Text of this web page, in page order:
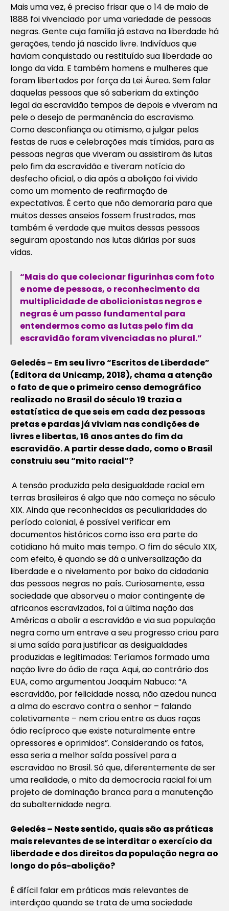
Mais uma vez, é preciso frisar que o 14 de maio de
1888 foi vivenciado por uma variedade de pessoas
negras. Gente cuja família já estava na liberdade há
gerações, tendo já nascido livre. Indivíduos que
haviam conquistado ou restituído sua liberdade ao
longo da vida. E também homens e mulheres que
foram libertados por força da Lei Áurea. Sem falar
daquelas pessoas que só saberiam da extinção
legal da escravidão tempos de depois e viveram na
pele o desejo de permanência do escravismo.
Como desconfiança ou otimismo, a julgar pelas
festas de ruas e celebrações mais tímidas, para as
pessoas negras que viveram ou assistiram às lutas
pelo fim da escravidão e tiveram notícia do
desfecho oficial, o dia após a abolição foi vivido
como um momento de reafirmação de
expectativas. É certo que não demoraria para que
muitos desses anseios fossem frustrados, mas
também é verdade que muitas dessas pessoas
seguiram apostando nas lutas diárias por suas
vidas.
“Mais do que colecionar figurinhas com foto
e nome de pessoas, o reconhecimento da
multiplicidade de abolicionistas negros e
negras é um passo fundamental para
entendermos como as lutas pelo fim da
escravidão foram vivenciadas no plural.”
Geledés – Em seu livro “Escritos de Liberdade”
(Editora da Unicamp, 2018), chama a atenção
o fato de que o primeiro censo demográfico
realizado no Brasil do século 19 trazia a
estatística de que seis em cada dez pessoas
pretas e pardas já viviam nas condições de
livres e libertas, 16 anos antes do fim da
escravidão. A partir desse dado, como o Brasil
construiu seu “mito racial”?
A tensão produzida pela desigualdade racial em
terras brasileiras é algo que não começa no século
XIX. Ainda que reconhecidas as peculiaridades do
período colonial, é possível verificar em
documentos históricos como isso era parte do
cotidiano há muito mais tempo. O fim do século XIX,
com efeito, é quando se dá a universalização da
liberdade e o nivelamento por baixo da cidadania
das pessoas negras no país. Curiosamente, essa
sociedade que absorveu o maior contingente de
africanos escravizados, foi a última nação das
Américas a abolir a escravidão e via sua população
negra como um entrave a seu progresso criou para
si uma saída para justificar as desigualdades
produzidas e legitimadas: Teríamos formado uma
nação livre do ódio de raça. Aqui, ao contrário dos
EUA, como argumentou Joaquim Nabuco: “A
escravidão, por felicidade nossa, não azedou nunca
a alma do escravo contra o senhor – falando
coletivamente – nem criou entre as duas raças
ódio recíproco que existe naturalmente entre
opressores e oprimidos”. Considerando os fatos,
essa seria a melhor saída possível para a
escravidão no Brasil. Só que, diferentemente de ser
uma realidade, o mito da democracia racial foi um
projeto de dominação branca para a manutenção
da subalternidade negra.
Geledés – Neste sentido, quais são as práticas
mais relevantes de se interditar o exercício da
liberdade e dos direitos da população negra ao
longo do pós-abolição?
É difícil falar em práticas mais relevantes de
interdição quando se trata de uma sociedade